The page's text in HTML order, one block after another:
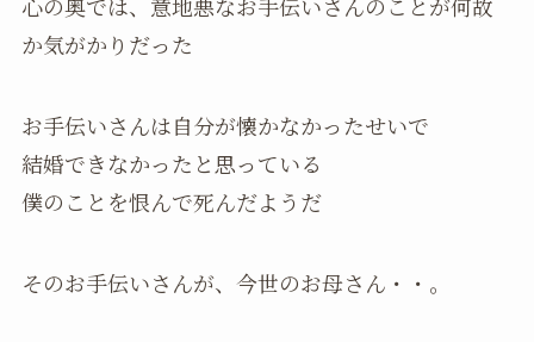
心の奥では、意地悪なお手伝いさんのことが何故
か気がかりだった
お手伝いさんは自分が懐かなかったせいで
結婚できなかったと思っている
僕のことを恨んで死んだようだ
そのお手伝いさんが、今世のお母さん・・。